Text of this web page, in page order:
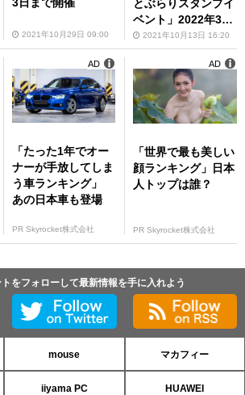
2021年10月29日 09:00
とぶらりスタンプイ
ベント」2022年3月
31日まで開催
2021年10月13日 16:20
「たった1年でオー
ナーが手放してしま
う車ランキング」
あの日本車も登場
PR Skyrocket株式会社
AD
「世界で最も美しい
顔ランキング」日本
人トップは誰？
PR Skyrocket株式会社
AD
をフォローして最新情報を手に入れよう
mouse マカフィー
iiyama PC HUAWEI